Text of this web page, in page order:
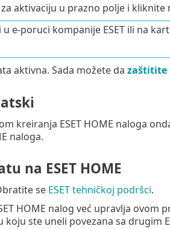
aktivaciju u prazno polje i kliknite
e-poruci kompanije ESET ili na
aktivna. Sada možete da zaštitite
kreiranja ESET HOME naloga
naloga.
na ESET HOME
se ESET tehničkoj podršci.
HOME nalog već upravlja ovom
koju ste uneli povezana sa drugim